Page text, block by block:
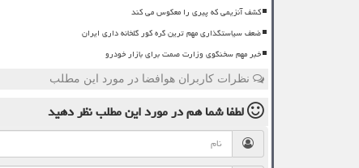
کشف آنزیمی که پیری را معکوس می کند
ضعف سیاستگذاری مهم ترین گره کور گلخانه داری ایران
خبر مهم سخنگوی وزارت صمت برای بازار خودرو
نظرات کاربران هوافضا در مورد این مطلب
لطفا شما همدر مورد این مطلبنظر دهید